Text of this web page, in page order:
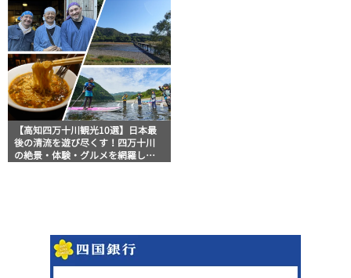
【高知四万十川観光10選】日本最
後の清流を遊び尽くす！四万十川
の絶景・体験・グルメを網羅した